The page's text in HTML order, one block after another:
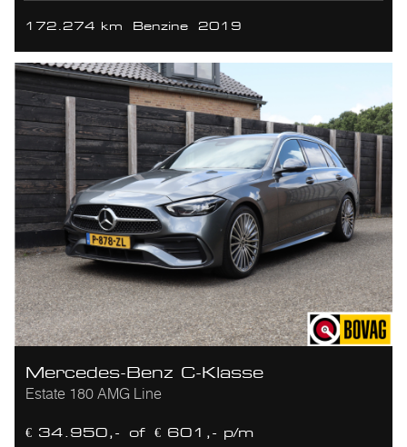
172.274 km Benzine 2019
Mercedes-Benz C-Klasse
Estate 180 AMG Line
€ 34.950,- of € 601,- p/m